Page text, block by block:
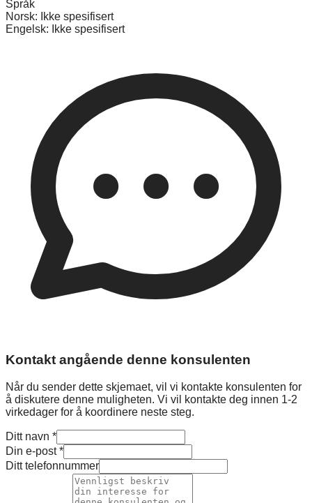
Språk
Norsk:
Ikke spesifisert
Engelsk:
Ikke spesifisert
Kontakt angående denne konsulenten
Når du sender dette skjemaet, vil vi kontakte konsulenten for
å diskutere denne muligheten. Vi vil kontakte deg innen 1-2
virkedager for å koordinere neste steg.
Ditt navn *
Din e-post*
Ditt telefonnummer